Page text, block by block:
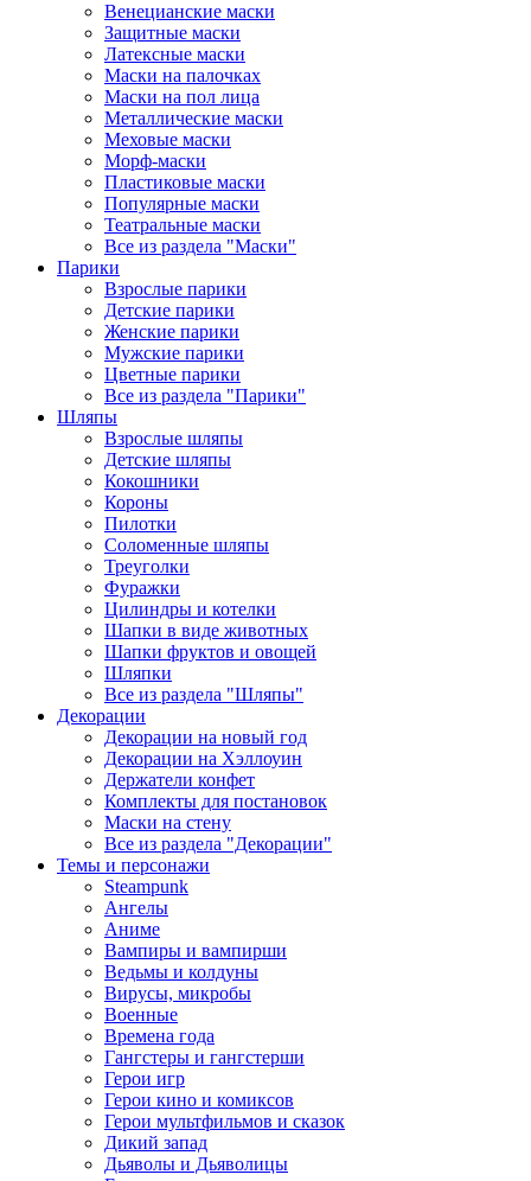
Венецианские маски
Защитные маски
Латексные маски
Маски на палочках
Маски на пол лица
Металлические маски
Меховые маски
Морф-маски
Пластиковые маски
Популярные маски
Театральные маски
Все из раздела "Маски"
Парики
Взрослые парики
Детские парики
Женские парики
Мужские парики
Цветные парики
Все из раздела "Парики"
Шляпы
Взрослые шляпы
Детские шляпы
Кокошники
Короны
Пилотки
Соломенные шляпы
Треуголки
Фуражки
Цилиндры и котелки
Шапки в виде животных
Шапки фруктов и овощей
Шляпки
Все из раздела "Шляпы"
Декорации
Декорации на новый год
Декорации на Хэллоуин
Держатели конфет
Комплекты для постановок
Маски на стену
Все из раздела "Декорации"
Темы и персонажи
Steampunk
Ангелы
Аниме
Вампиры и вампирши
Ведьмы и колдуны
Вирусы, микробы
Военные
Времена года
Гангстеры и гангстерши
Герои игр
Герои кино и комиксов
Герои мультфильмов и сказок
Дикий запад
Дьяволы и Дьяволицы